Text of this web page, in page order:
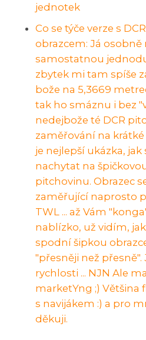
jednotek
Co se týče verze s
obrazcem: Já osobně
samostatnou
zbytek mi tam spíše
bože na 5,3669
tak ho smáznu i bez
nedejbože té DCR
zaměřování na
je nejlepší ukázka, jak
nachytat na
pitchovinu. Obrazec
zaměřující naprosto
TWL ... až Vám
nablízko, už vidím,
spodní šipkou
"přesněji než přesně".
rychlosti ... NJN Ale
marketYng ;) Většina
s navijákem :) a pro
děkuji.